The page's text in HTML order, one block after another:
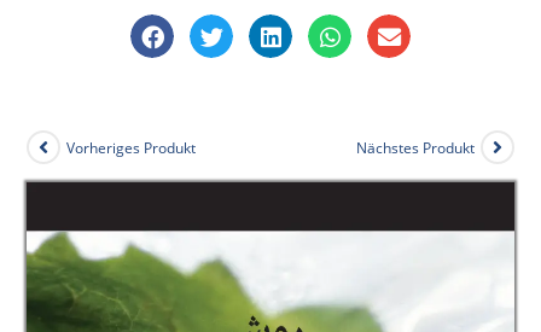
Vorheriges Produkt Nächstes Produkt